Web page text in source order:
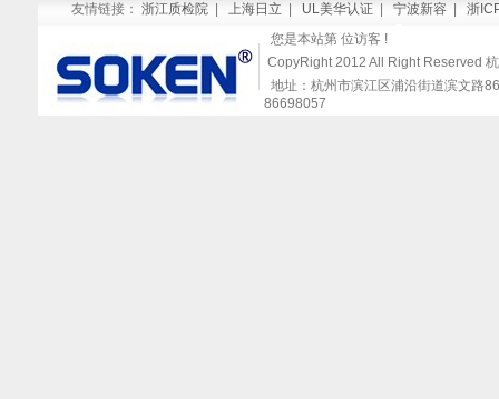
友情链接： 浙江质检院| 上海日立 UL美华认证| 宁波新容| 浙
您是本站第 位访客 !
CopyRight 2012 All Right Reserved
地址：杭州市滨江区浦沿街道滨文
86698057